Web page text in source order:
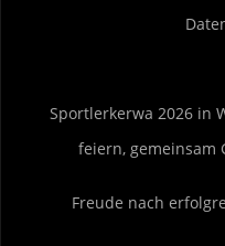
Sportlerkerwa 2026 in
feiern, gemeinsam
Freude nach